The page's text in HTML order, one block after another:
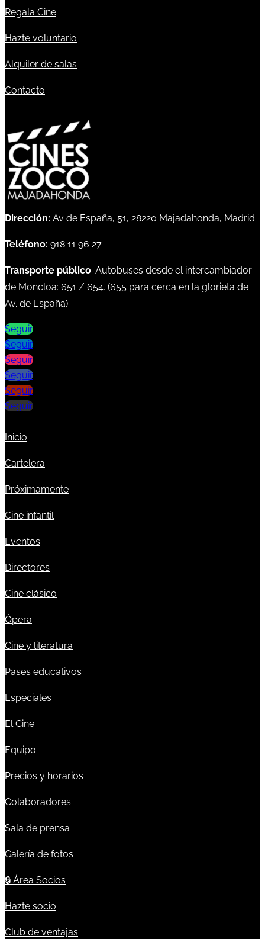
Regala Cine
Hazte voluntario
Alquiler de salas
Contacto
Dirección: Av de España, 51, 28220 Majadahonda, Madrid
Teléfono: 918 11 96 27
Transporte público: Autobuses desde el intercambiador
de Moncloa: 651 / 654. (655 para cerca en la glorieta de
Av. de España)
Seguir
Seguir
Seguir
Seguir
Seguir
Seguir
Inicio
Cartelera
Próximamente
Cine infantil
Eventos
Directores
Cine clásico
Ópera
Cine y literatura
Pases educativos
Especiales
El Cine
Equipo
Precios y horarios
Colaboradores
Sala de prensa
Galería de fotos
🔒 Área Socios
Hazte socio
Club de ventajas